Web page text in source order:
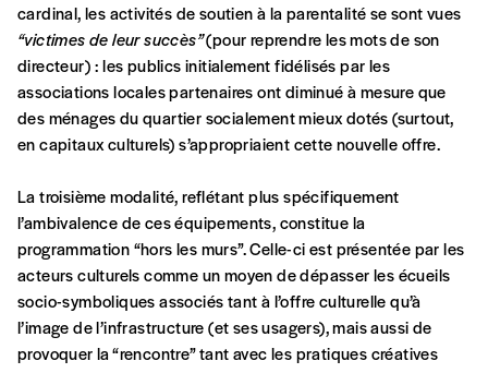
cardinal, les activités de soutien à la parentalité se sont vues
“victimes de leur succès”(pour reprendre les mots de son
directeur) : les publics initialement fidélisés par les
associations locales partenaires ont diminué à mesure que
des ménages du quartier socialement mieux dotés (surtout,
en capitaux culturels) s’appropriaient cette nouvelle offre.
La troisième modalité, reflétant plus spécifiquement
l’ambivalence de ces équipements, constitue la
programmation “hors les murs”. Celle-ci est présentée par les
acteurs culturels comme un moyen de dépasser les écueils
socio-symboliques associés tant à l’offre culturelle qu’à
l’image de l’infrastructure (et ses usagers), mais aussi de
provoquer la “rencontre” tant avec les pratiques créatives